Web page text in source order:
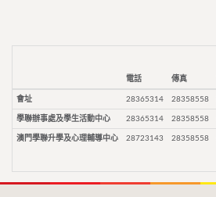
電話 傳真
會址 28365314 28358558
學聯辦事處及學生活動中心 28365314 28358558
澳門學聯升學及心理輔導中心 28723143 28358558